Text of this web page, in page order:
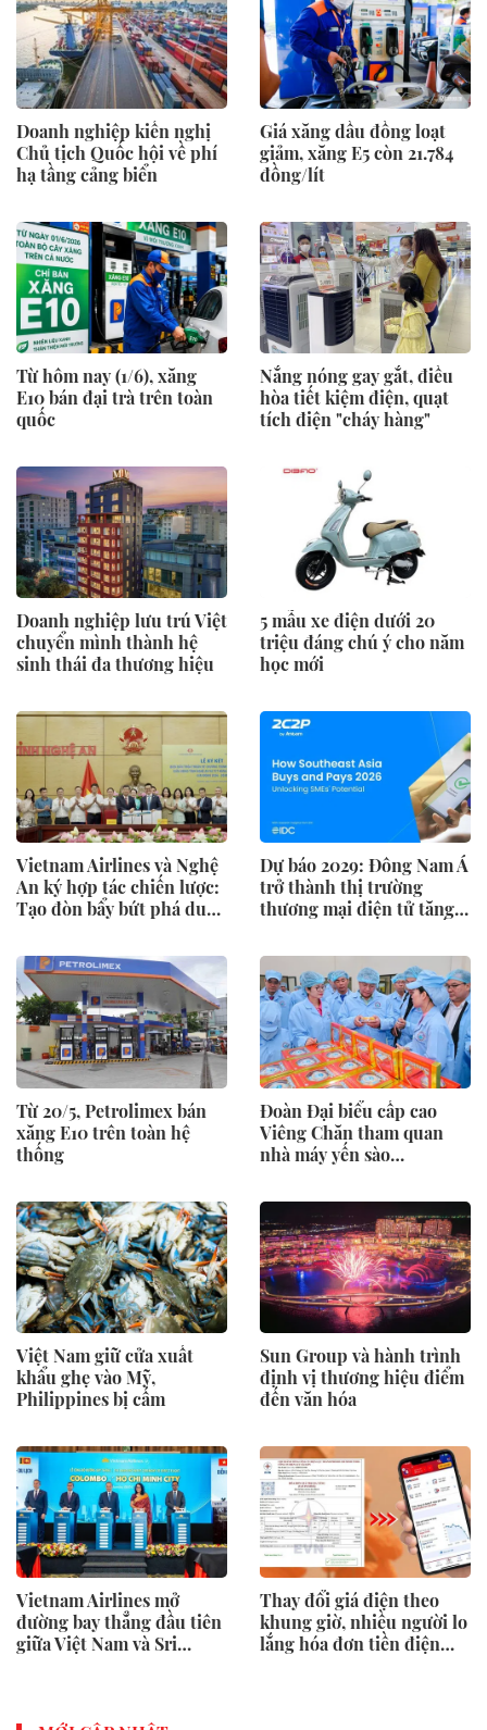
Doanh nghiệp kiến nghị
Chủ tịch Quốc hội về phí
hạ tầng cảng biển
Giá xăng dầu đồng loạt
giảm, xăng E5 còn 21.784
đồng/lít
Từ hôm nay (1/6), xăng
E10 bán đại trà trên toàn
quốc
Nắng nóng gay gắt, điều
hòa tiết kiệm điện, quạt
tích điện "cháy hàng"
Doanh nghiệp lưu trú Việt
chuyển mình thành hệ
sinh thái đa thương hiệu
5 mẫu xe điện dưới 20
triệu đáng chú ý cho năm
học mới
Vietnam Airlines và Nghệ
An ký hợp tác chiến lược:
Tạo đòn bẩy bứt phá du
Dự báo 2029: Đông Nam Á
trở thành thị trường
thương mại điện tử tăng
giới
Từ 20/5, Petrolimex bán
xăng E10 trên toàn hệ
thống
Đoàn Đại biểu cấp cao
Viêng Chăn tham quan
nhà máy yến sào
Việt Nam giữ cửa xuất
khẩu ghẹ vào Mỹ,
Philippines bị cấm
Sun Group và hành trình
định vị thương hiệu điểm
đến văn hóa
Vietnam Airlines mở
đường bay thẳng đầu tiên
giữa Việt Nam và Sri
Thay đổi giá điện theo
khung giờ, nhiều người lo
lắng hóa đơn tiền điện